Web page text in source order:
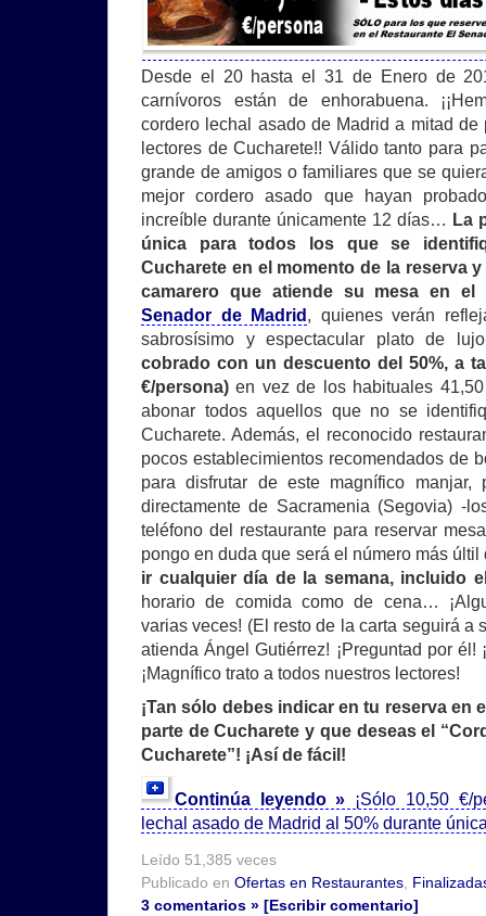
Desde el 20 hasta el 31 de Enero de
carnívoros están de enhorabuena.
cordero lechal asado de Madrid a mitad de
lectores de Cucharete!! Válido tanto para
grande de amigos o familiares que se
mejor cordero asado que hayan
increíble durante únicamente 12 días… La
única para todos los que se
Cucharete en el momento de la reserva
camarero que atiende su mesa en
Senador de Madrid , quienes verán
sabrosísimo y espectacular plato de
cobrado con un descuento del 50%, a
€/persona) en vez de los habituales
abonar todos aquellos que no se
Cucharete. Además, el reconocido
pocos establecimientos recomendados de
para disfrutar de este magnífico manjar,
directamente de Sacramenia (Segovia) -
teléfono del restaurante para reservar
pongo en duda que será el número más
ir cualquier día de la semana, incluido
horario de comida como de cena…
varias veces! (El resto de la carta seguirá a
atienda Ángel Gutiérrez! ¡Preguntad por él!
¡Magnífico trato a todos nuestros lectores!
¡Tan sólo debes indicar en tu reserva en
parte de Cucharete y que deseas el
Cucharete”! ¡Así de fácil!
Continúa leyendo »
¡Sólo 10,50 €/
lechal asado de Madrid al 50% durante
Leído 51,385 veces
Publicado en Ofertas en Restaurantes,
3 comentarios » [Escribir comentario]